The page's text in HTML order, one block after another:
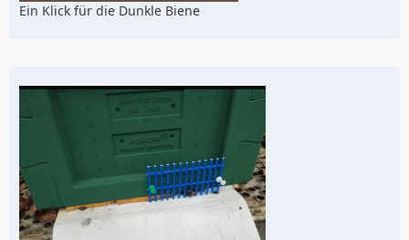
Ein Klick für die Dunkle Biene